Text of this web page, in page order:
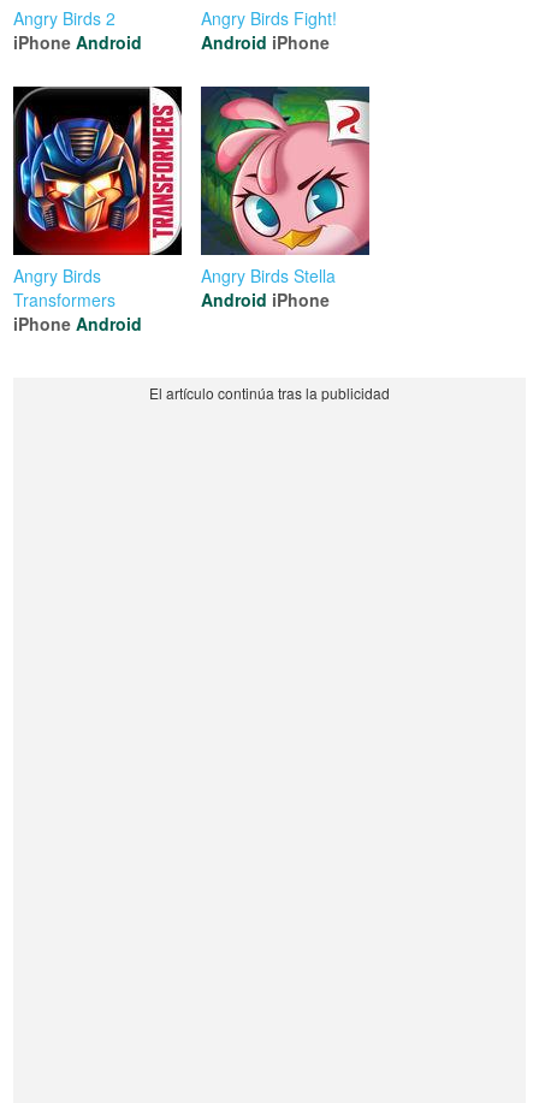
Angry Birds 2
iPhone Android
Angry Birds Fight!
Android iPhone
Angry Birds
Transformers
iPhone Android
Angry Birds Stella
Android iPhone